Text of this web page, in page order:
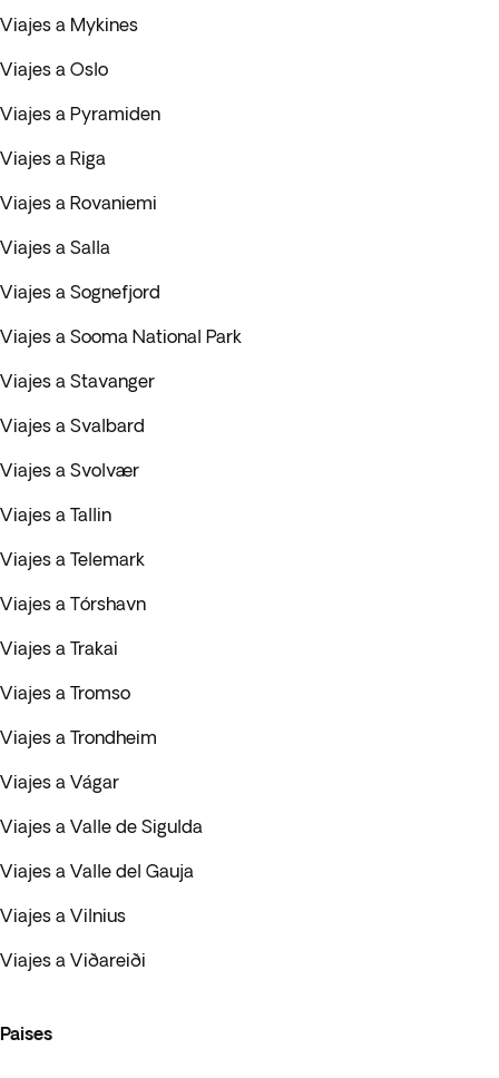
Viajes a Mykines
Viajes a Oslo
Viajes a Pyramiden
Viajes a Riga
Viajes a Rovaniemi
Viajes a Salla
Viajes a Sognefjord
Viajes a Sooma National Park
Viajes a Stavanger
Viajes a Svalbard
Viajes a Svolvær
Viajes a Tallin
Viajes a Telemark
Viajes a Tórshavn
Viajes a Trakai
Viajes a Tromso
Viajes a Trondheim
Viajes a Vágar
Viajes a Valle de Sigulda
Viajes a Valle del Gauja
Viajes a Vilnius
Viajes a Viðareiði
Paises